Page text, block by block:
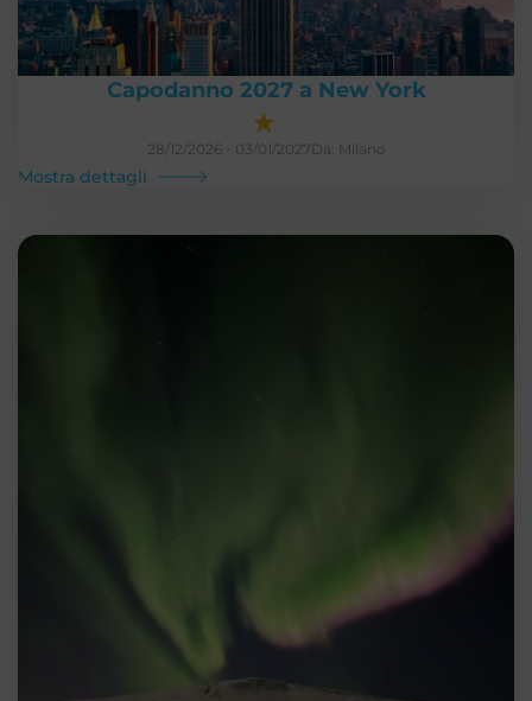
Capodanno 2027 a New York
★
28/12/2026 - 03/01/2027 Da: Milano
Mostra dettagli